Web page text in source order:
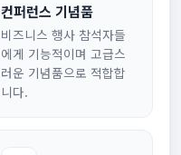
컨퍼런스 기념품
비즈니스 행사 참석자들
에게 기능적이며 고급스
러운 기념품으로 적합합
니다.